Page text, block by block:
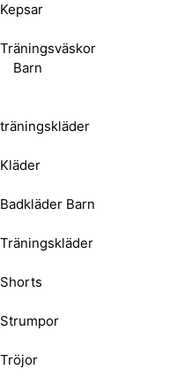
Kepsar
Träningsväskor
Barn
träningskläder
Kläder
Badkläder Barn
Träningskläder
Shorts
Strumpor
Tröjor